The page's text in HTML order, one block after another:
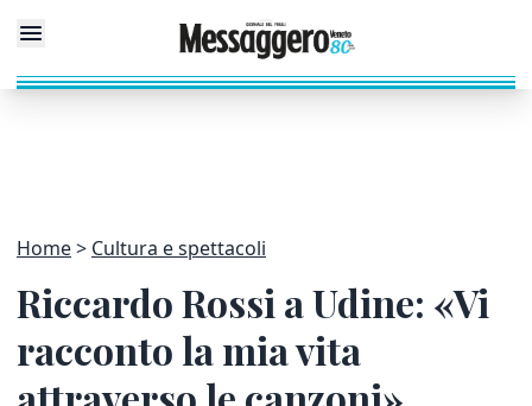
Home Cultura e spettacoli
Riccardo Rossi a Udine: «Vi
racconto la mia vita